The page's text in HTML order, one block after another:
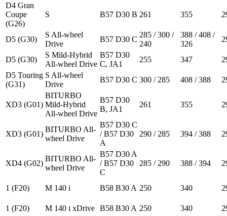
D4 Gran
Coupe
(G26)
S B57 D30 B 261 355
D5 (G30)
S All-wheel
Drive
B57 D30 C
285 / 300 /
240
388 / 408 /
326
D5 (G30)
S Mild-Hybrid
All-wheel Drive
B57 D30
C, JA1
255 347
D5 Touring
(G31)
S All-wheel
Drive
B57 D30 C 300 / 285 408 / 388
XD3 (G01)
BITURBO
Mild-Hybrid
All-wheel Drive
B57 D30
B, JA1
261 355
XD3 (G01)
BITURBO All-
wheel Drive
B57 D30 C
/ B57 D30
A
290 / 285 394 / 388
XD4 (G02)
BITURBO All-
wheel Drive
B57 D30 A
/ B57 D30
C
285 / 290 388 / 394
1 (F20) M 140 i B58 B30 A 250 340
1 (F20) M 140 i xDrive B58 B30 A 250 340